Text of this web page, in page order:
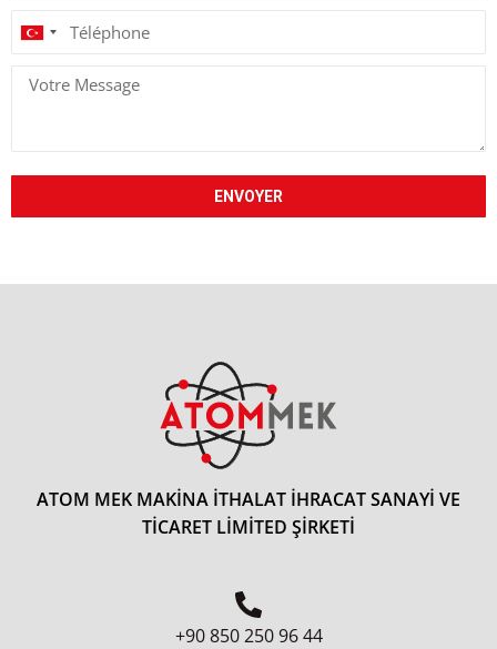
Turkey
ENVOYER
ATOM MEK MAKİNA İTHALAT İHRACAT SANAYİ VE
TİCARET LİMİTED ŞİRKETİ
+90 850 250 96 44